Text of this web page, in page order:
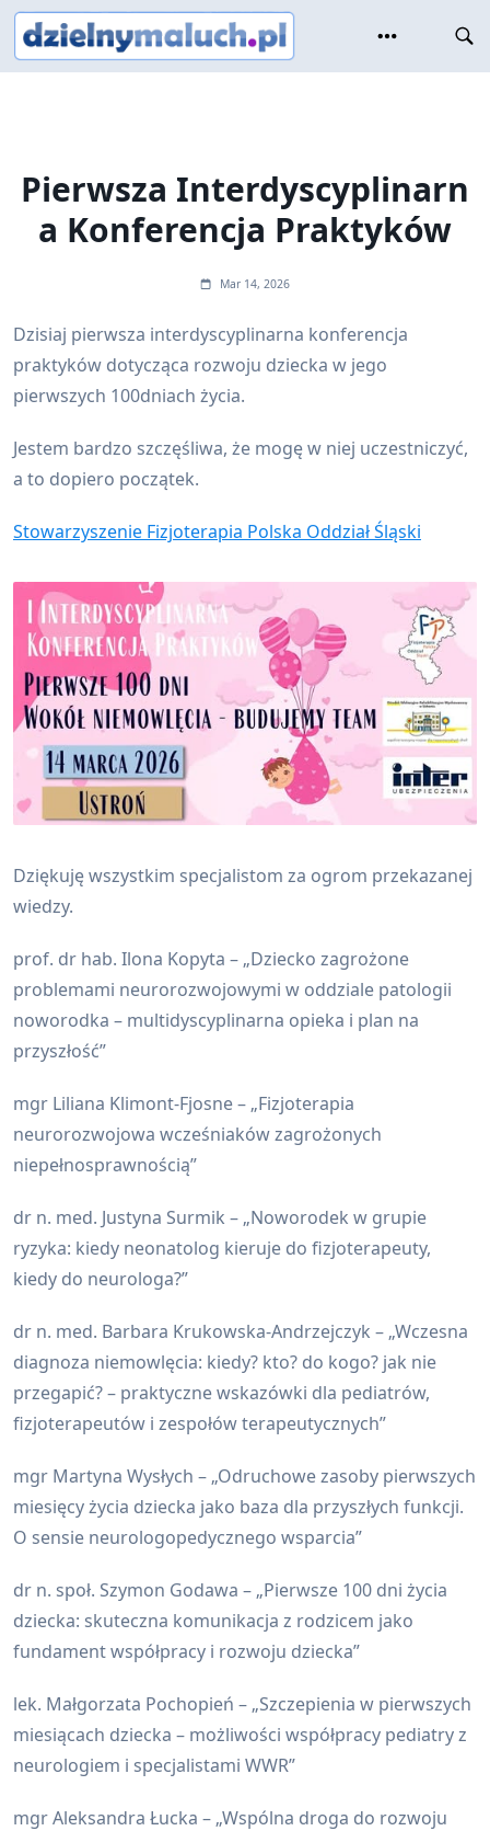
Skip
content
Pierwsza Interdyscyplinarn
a Konferencja Praktyków
Mar 14, 2026
Dzisiaj pierwsza interdyscyplinarna konferencja
praktyków dotycząca rozwoju dziecka w jego
pierwszych 100dniach życia.
Jestem bardzo szczęśliwa, że mogę w niej uczestniczyć,
a to dopiero początek.
Stowarzyszenie Fizjoterapia Polska Oddział Śląski
Dziękuję wszystkim specjalistom za ogrom przekazanej
wiedzy.
prof. dr hab. Ilona Kopyta – „Dziecko zagrożone
problemami neurorozwojowymi w oddziale patologii
noworodka – multidyscyplinarna opieka i plan na
przyszłość”
mgr Liliana Klimont-Fjosne – „Fizjoterapia
neurorozwojowa wcześniaków zagrożonych
niepełnosprawnością”
dr n. med. Justyna Surmik – „Noworodek w grupie
ryzyka: kiedy neonatolog kieruje do fizjoterapeuty,
kiedy do neurologa?”
dr n. med. Barbara Krukowska-Andrzejczyk – „Wczesna
diagnoza niemowlęcia: kiedy? kto? do kogo? jak nie
przegapić? – praktyczne wskazówki dla pediatrów,
fizjoterapeutów i zespołów terapeutycznych”
mgr Martyna Wysłych – „Odruchowe zasoby pierwszych
miesięcy życia dziecka jako baza dla przyszłych funkcji.
O sensie neurologopedycznego wsparcia”
dr n. społ. Szymon Godawa – „Pierwsze 100 dni życia
dziecka: skuteczna komunikacja z rodzicem jako
fundament współpracy i rozwoju dziecka”
lek. Małgorzata Pochopień – „Szczepienia w pierwszych
miesiącach dziecka – możliwości współpracy pediatry z
neurologiem i specjalistami WWR”
mgr Aleksandra Łucka – „Wspólna droga do rozwoju